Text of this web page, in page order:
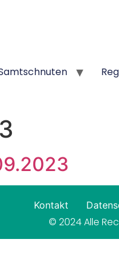
Kontakt
© 2024 Alle